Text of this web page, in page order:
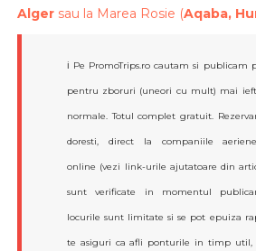
Algersau la Marea Rosie (Aqaba,
ℹ️ Pe PromoTrips.ro cautam si
pentru zboruri (uneori cu mult) mai
normale. Totul complet gratuit.
doresti, direct la companiile
online (vezi link-urile ajutatoare din
sunt verificate in momentul
locurile sunt limitate si se pot epuiza
te asiguri ca afli ponturile in timp util,